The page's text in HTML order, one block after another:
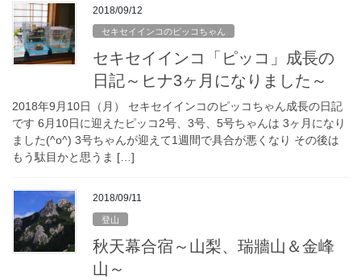
2018/09/12
セキセイインコのピッコちゃん
セキセイインコ「ピッコ」成長の
日記～ヒナ3ヶ月になりました～
2018年9月10日（月） セキセイインコのピッコちゃん成長の日記
です 6月10日に迎えたピッコ2号、3号、5号ちゃんは 3ヶ月になり
ました(^o^) 3号ちゃんが迎えて1週間で具合が悪くなり その後は
もう駄目かと思うま […]
2018/09/11
登山
秋天幕合宿～山梨、瑞牆山＆金峰
山～